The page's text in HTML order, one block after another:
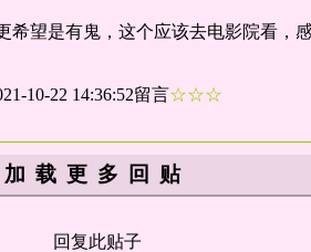
希望是有鬼，这个应该去电影院看，
10-22 14:36:52留言☆☆☆
加载更多回贴
回复此贴子